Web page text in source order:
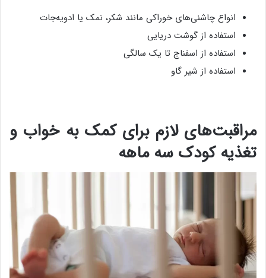
انواع چاشنی‌های خوراکی مانند شکر، نمک یا ادویه‌جات
استفاده از گوشت دریایی
استفاده از اسفناج تا یک سالگی
استفاده از شیر گاو
مراقبت‌های لازم برای کمک به خواب و
تغذیه کودک سه ماهه